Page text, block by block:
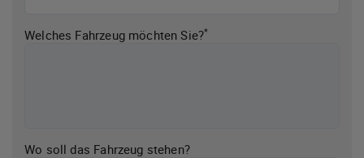
Welches Fahrzeug möchten Sie?*
Wo soll das Fahrzeug stehen?